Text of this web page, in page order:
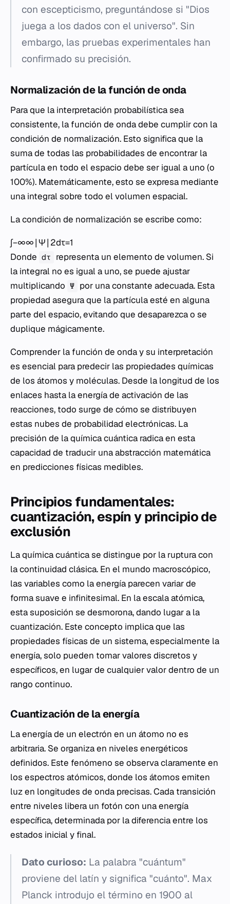
con escepticismo, preguntándose si "Dios
juega a los dados con el universo". Sin
embargo, las pruebas experimentales han
confirmado su precisión.
Normalización de la función de onda
Para que la interpretación probabilística sea
consistente, la función de onda debe cumplir con la
condición de normalización. Esto significa que la
suma de todas las probabilidades de encontrar la
partícula en todo el espacio debe ser igual a uno (o
100%). Matemáticamente, esto se expresa mediante
una integral sobre todo el volumen espacial.
La condición de normalización se escribe como:
∫−∞∞​∣Ψ∣2dτ=1
Donde dτ representa un elemento de volumen. Si
la integral no es igual a uno, se puede ajustar
multiplicando Ψ por una constante adecuada. Esta
propiedad asegura que la partícula esté en alguna
parte del espacio, evitando que desaparezca o se
duplique mágicamente.
Comprender la función de onda y su interpretación
es esencial para predecir las propiedades químicas
de los átomos y moléculas. Desde la longitud de los
enlaces hasta la energía de activación de las
reacciones, todo surge de cómo se distribuyen
estas nubes de probabilidad electrónicas. La
precisión de la química cuántica radica en esta
capacidad de traducir una abstracción matemática
en predicciones físicas medibles.
Principios fundamentales:
cuantización, espín y principio de
exclusión
La química cuántica se distingue por la ruptura con
la continuidad clásica. En el mundo macroscópico,
las variables como la energía parecen variar de
forma suave e infinitesimal. En la escala atómica,
esta suposición se desmorona, dando lugar a la
cuantización. Este concepto implica que las
propiedades físicas de un sistema, especialmente la
energía, solo pueden tomar valores discretos y
específicos, en lugar de cualquier valor dentro de un
rango continuo.
Cuantización de la energía
La energía de un electrón en un átomo no es
arbitraria. Se organiza en niveles energéticos
definidos. Este fenómeno se observa claramente en
los espectros atómicos, donde los átomos emiten
luz en longitudes de onda precisas. Cada transición
entre niveles libera un fotón con una energía
específica, determinada por la diferencia entre los
estados inicial y final.
Dato curioso: La palabra "cuántum"
proviene del latín y significa "cuánto". Max
Planck introdujo el término en 1900 al